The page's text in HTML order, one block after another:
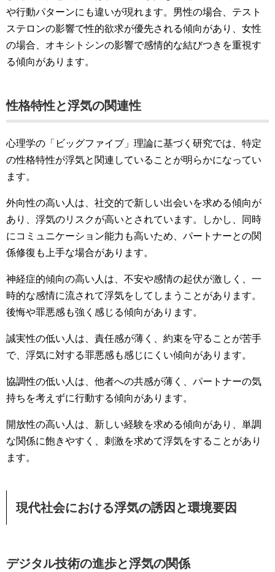
や行動パターンにも違いが現れます。男性の場合、テスト
ステロンの影響で性的欲求が優先される傾向があり、女性
の場合、オキシトシンの影響で感情的な結びつきを重視す
る傾向があります。
性格特性と浮気の関連性
心理学の「ビッグファイブ」理論に基づく研究では、特定
の性格特性が浮気と関連していることが明らかになってい
ます。
外向性の高い人は、社交的で新しい出会いを求める傾向が
あり、浮気のリスクが高いとされています。しかし、同時
にコミュニケーション能力も高いため、パートナーとの関
係修復も上手な場合があります。
神経症的傾向の高い人は、不安や感情の起伏が激しく、一
時的な感情に流されて浮気をしてしまうことがあります。
後悔や罪悪感も強く感じる傾向があります。
誠実性の低い人は、責任感が薄く、約束を守ることが苦手
で、浮気に対する罪悪感も感じにくい傾向があります。
協調性の低い人は、他者への共感が薄く、パートナーの気
持ちを考えずに行動する傾向があります。
開放性の高い人は、新しい経験を求める傾向があり、単調
な関係に飽きやすく、刺激を求めて浮気をすることがあり
ます。
現代社会における浮気の誘因と環境要因
デジタル技術の進歩と浮気の関係